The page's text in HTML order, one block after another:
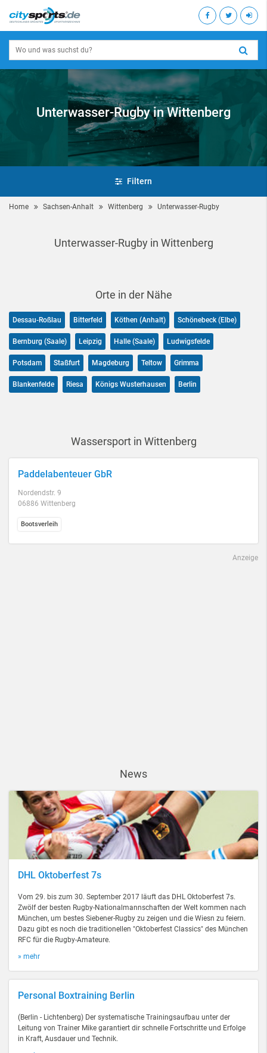
Unterwasser-Rugby in Wittenberg
Filtern
Home Sachsen-Anhalt Wittenberg Unterwasser-Rugby
Unterwasser-Rugby in Wittenberg
Orte in der Nähe
Dessau-Roßlau Bitterfeld Köthen (Anhalt) Schönebeck (Elbe)
Bernburg (Saale) Leipzig Halle (Saale) Ludwigsfelde
Potsdam Staßfurt Magdeburg Teltow Grimma
Blankenfelde Riesa Königs Wusterhausen Berlin
Wassersport in Wittenberg
Paddelabenteuer GbR
Nordendstr. 9
06886 Wittenberg
Bootsverleih
Anzeige
News
DHL Oktoberfest 7s
Vom 29. bis zum 30. September 2017 läuft das DHL Oktoberfest 7s.
Zwölf der besten Rugby-Nationalmannschaften der Welt kommen nach
München, um bestes Siebener-Rugby zu zeigen und die Wiesn zu feiern.
Dazu gibt es noch die traditionellen "Oktoberfest Classics" des München
RFC für die Rugby-Amateure.
» mehr
Personal Boxtraining Berlin
(Berlin - Lichtenberg) Der systematische Trainingsaufbau unter der
Leitung von Trainer Mike garantiert dir schnelle Fortschritte und Erfolge
in Kraft, Ausdauer und Technik.